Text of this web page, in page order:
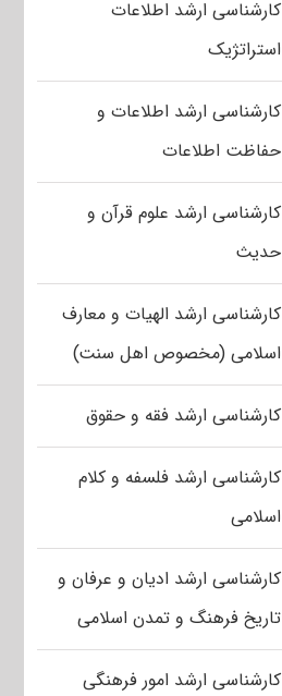
کارشناسی ارشد اطلاعات
استراتژیک
کارشناسی ارشد اطلاعات و
حفاظت اطلاعات
کارشناسی ارشد علوم قرآن و
حدیث
کارشناسی ارشد الهیات و معارف
اسلامی (مخصوص اهل سنت)
کارشناسی ارشد فقه و حقوق
کارشناسی ارشد فلسفه و کلام
اسلامی
کارشناسی ارشد ادیان و عرفان و
تاریخ فرهنگ و تمدن اسلامی
کارشناسی ارشد امور فرهنگی